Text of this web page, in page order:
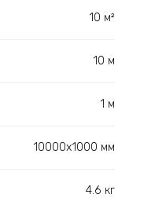
10 м²
10 м
1 м
10000х1000 мм
4.6 кг